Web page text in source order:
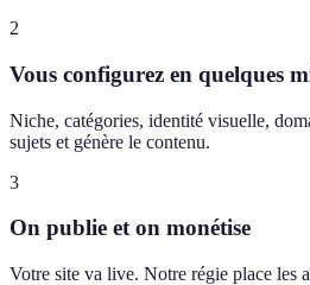
2
Vous configurez en quelques
Niche, catégories, identité visuelle,
sujets et génère le contenu.
3
On publie et on monétise
Votre site va live. Notre régie place les